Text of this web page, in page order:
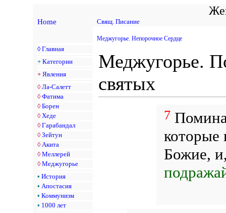
Home Свящ. Писание
◊ Главная
+ Категории
+ Явления
◊ Ла-Салетт
◊ Фатима
◊ Борен
◊ Хеде
◊ Гарабандал
◊ Зейтун
◊ Акита
◊ Меллерей
◊ Меджугорье
• История
• Апостасия
• Коммунизм
• 1000 лет
Меджугорье. Непорочное Сердце
Меджугорье.
святых
7
которые
Божие,